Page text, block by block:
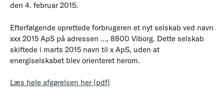
den 4. februar 2015.
Efterfølgende oprettede forbrugeren et nyt selskab ved navn
xxx 2015 ApS på adressen …, 8800 Viborg. Dette selskab
skiftede i marts 2015 navn til x ApS, uden at
energiselskabet blev orienteret herom.
Læs hele afgørelsen her (pdf)